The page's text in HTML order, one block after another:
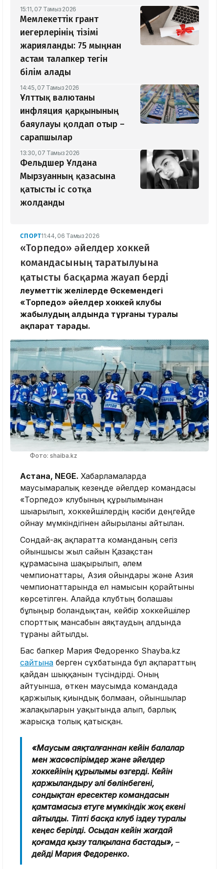
15:11, 07 Тамыз 2026
Мемлекеттік грант
иегерлерінің тізімі
жарияланды: 75 мыңнан
астам талапкер тегін
білім алады
14:45, 07 Тамыз 2026
Ұлттық валютаны
инфляция қарқынының
баяулауы қолдап отыр –
сарапшылар
13:30, 07 Тамыз 2026
Фельдшер Ұлдана
Мырзуанның қазасына
қатысты іс сотқа
жолданды
СПОРТ11:44, 06 Тамыз 2026
«Торпедо» әйелдер хоккей
командасының таратылуына
қатысты басқарма жауап берді
Әлеуметтік желілерде Өскемендегі
«Торпедо» әйелдер хоккей клубы
жабылудың алдында тұрғаны туралы
ақпарат тарады.
Фото: shaiba.kz
Астана, NEGE. Хабарламаларда
маусымаралық кезеңде әйелдер командасы
«Торпедо» клубының құрылымынан
шығарылып, хоккейшілердің кәсіби деңгейде
ойнау мүмкіндігінен айырылғаны айтылған.
Сондай-ақ ақпаратта команданың сегіз
ойыншысы жыл сайын Қазақстан
құрамасына шақырылып, әлем
чемпионаттары, Азия ойындары және Азия
чемпионаттарында ел намысын қорғайтыны
көрсетілген. Алайда клубтың болашағы
бұлыңғыр болғандықтан, кейбір хоккейшілер
спорттық мансабын аяқтаудың алдында
тұрғаны айтылды.
Бас бапкер Мария Федоренко Shayba.kz
сайтына берген сұхбатында бұл ақпараттың
қайдан шыққанын түсіндірді. Оның
айтуынша, өткен маусымда командада
қаржылық қиындық болмаған, ойыншылар
жалақыларын уақытында алып, барлық
жарысқа толық қатысқан.
«Маусым аяқталғаннан кейін балалар
мен жасөспірімдер және әйелдер
хоккейінің құрылымы өзгерді. Кейін
қаржыландыру әлі бөлінбегені,
сондықтан ересектер командасын
қамтамасыз етуге мүмкіндік жоқ екені
айтылды. Тіпті басқа клуб іздеу туралы
кеңес берілді. Осыдан кейін жағдай
қоғамда қызу талқылана бастады», –
дейді Мария Федоренко.